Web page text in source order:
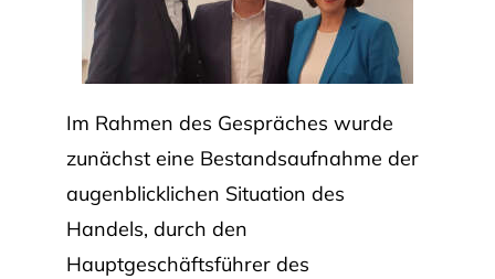
Im Rahmen des Gespräches wurde
zunächst eine Bestandsaufnahme der
augenblicklichen Situation des
Handels, durch den
Hauptgeschäftsführer des